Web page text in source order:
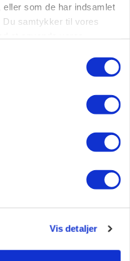
som de har indsamlet
Du samtykker til vores
Vis detaljer
justeringer kan give